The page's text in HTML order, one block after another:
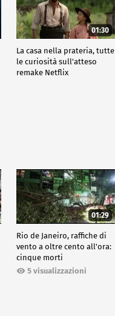
01:30
La casa nella prateria, tutte
le curiosità sull'atteso
remake Netflix
01:29
Rio de Janeiro, raffiche di
vento a oltre cento all'ora:
cinque morti
5 visualizzazioni